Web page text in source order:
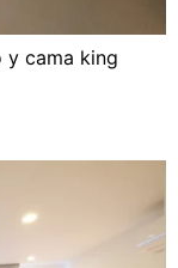
y cama king